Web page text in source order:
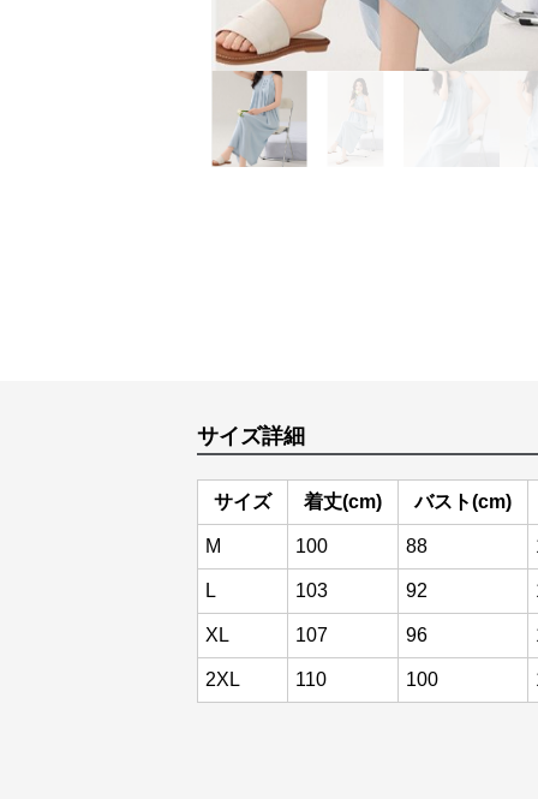
サイズ詳細
サイズ 着丈(cm) バスト(cm)
M 100 88
L 103 92
XL 107 96
2XL 110 100